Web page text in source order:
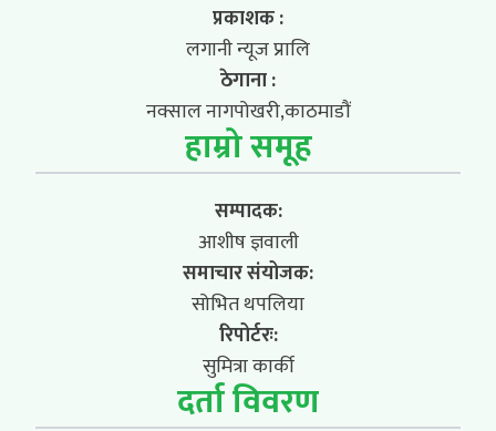
प्रकाशक :
लगानी न्यूज प्रालि
ठेगाना :
नक्साल नागपोखरी,काठमाडौं
हाम्रो समूह
सम्पादक:
आशीष ज्ञवाली
समाचार संयोजक:
सोभित थपलिया
रिपोर्टरः:
सुमित्रा कार्की
दर्ता विवरण